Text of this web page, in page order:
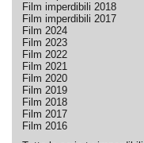
Film imperdibili 2018
Film imperdibili 2017
Film 2024
Film 2023
Film 2022
Film 2021
Film 2020
Film 2019
Film 2018
Film 2017
Film 2016